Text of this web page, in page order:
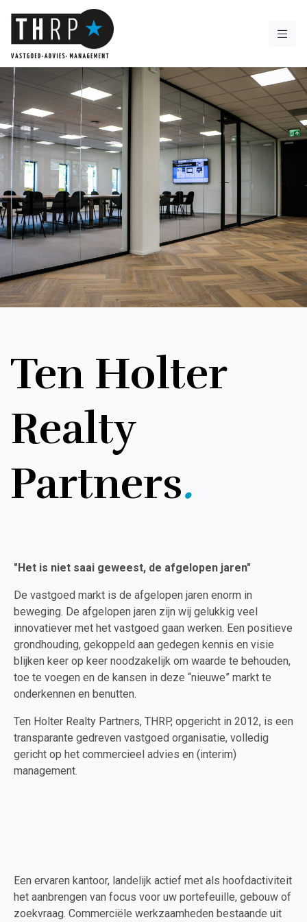
Ten Holter
Realty
Partners.
"Het is niet saai geweest, de afgelopen jaren"
De vastgoed markt is de afgelopen jaren enorm in
beweging. De afgelopen jaren zijn wij gelukkig veel
innovatiever met het vastgoed gaan werken. Een positieve
grondhouding, gekoppeld aan gedegen kennis en visie
blijken keer op keer noodzakelijk om waarde te behouden,
toe te voegen en de kansen in deze “nieuwe” markt te
onderkennen en benutten.
Ten Holter Realty Partners, THRP, opgericht in 2012, is een
transparante gedreven vastgoed organisatie, volledig
gericht op het commercieel advies en (interim)
management.
Een ervaren kantoor, landelijk actief met als hoofdactiviteit
het aanbrengen van focus voor uw portefeuille, gebouw of
zoekvraag. Commerciële werkzaamheden bestaande uit